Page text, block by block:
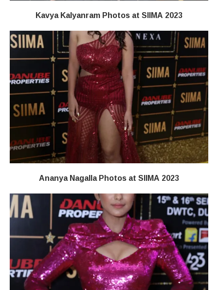
Kavya Kalyanram Photos at SIIMA 2023
Ananya Nagalla Photos at SIIMA 2023